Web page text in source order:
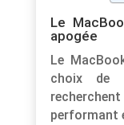
Le
apogée
Le
choix de
performant